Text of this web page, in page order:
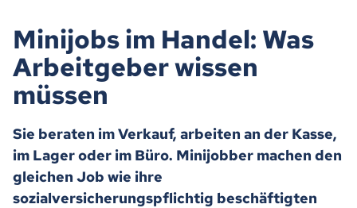
Minijobs im Handel: Was
Arbeitgeber wissen
müssen
Sie beraten im Verkauf, arbeiten an der Kasse,
im Lager oder im Büro. Minijobber machen den
gleichen Job wie ihre
sozialversicherungspflichtig beschäftigten